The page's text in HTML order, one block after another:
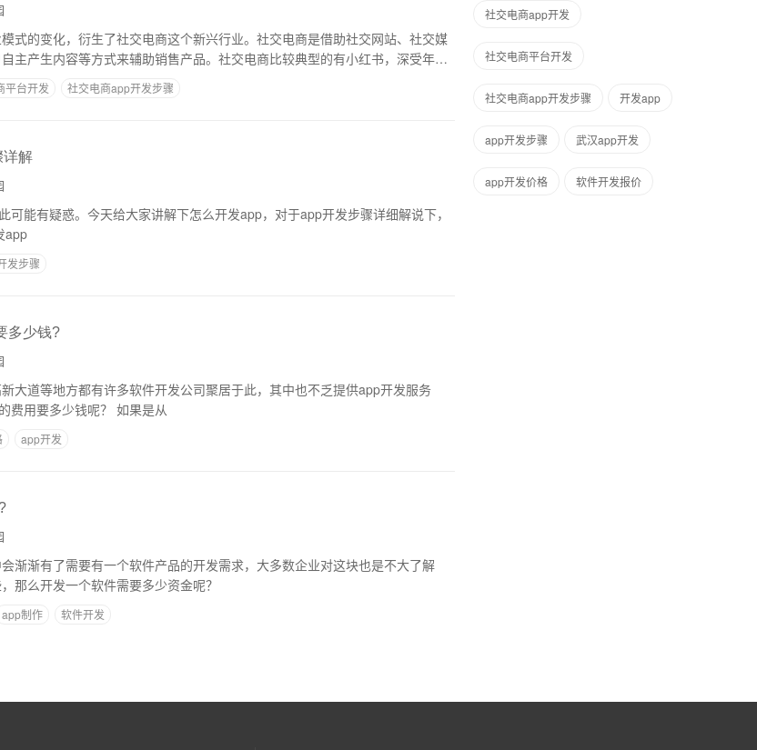
式的变化，衍生了社交电商这个新兴行业。社交电商是借助社交网站、社交媒
主产生内容等方式来辅助销售产品。社交电商比较典型的有小红书，深受年轻
平台开发 社交电商app开发步骤
详解
可能有疑惑。今天给大家讲解下怎么开发app，对于app开发步骤详细解说下，
开发app
发步骤
多少钱?
大道等地方都有许多软件开发公司聚居于此，其中也不乏提供app开发服务
的，那么在武汉app开发和制作的费用要多少钱呢？ 如果是从
app开发
渐渐有了需要有一个软件产品的开发需求，大多数企业对这块也是不大了解
那么开发一个软件需要多少资金呢？
app制作 软件开发
社交电商app开发
社交电商平台开发
社交电商app开发步骤 开发app
app开发步骤 武汉app开发
app开发价格 软件开发报价